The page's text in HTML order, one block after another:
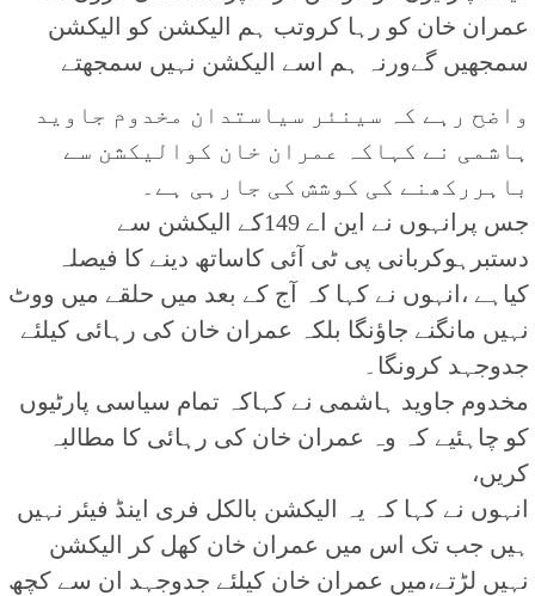
عمران خان کو رہا کروتب ہم الیکشن کو الیکشن
سمجھیں گےورنہ ہم اسے الیکشن نہیں سمجھتے
واضح رہے کہ سینئر سیاستدان مخدوم جاوید
ہاشمی نے کہاکہ عمران خان کوالیکشن سے
باہررکھنے کی کوشش کی جارہی ہے۔
جس پرانہوں نے این اے 149کے الیکشن سے
دستبرہوکربانی پی ٹی آئی کاساتھ دینے کا فیصلہ
کیاہے ،انہوں نے کہا کہ آج کے بعد میں حلقے میں ووٹ
نہیں مانگنے جاؤنگا بلکہ عمران خان کی رہائی کیلئے
جدوجہد کرونگا۔
مخدوم جاوید ہاشمی نے کہاکہ تمام سیاسی پارٹیوں
کو چاہئیے کہ وہ عمران خان کی رہائی کا مطالبہ
کریں،
انہوں نے کہا کہ یہ الیکشن بالکل فری اینڈ فیئر نہیں
ہیں جب تک اس میں عمران خان کھل کر الیکشن
نہیں لڑتے،میں عمران خان کیلئے جدوجہد ان سے کچھ